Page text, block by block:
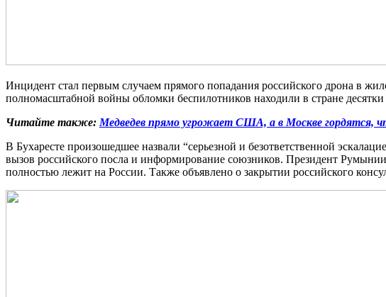
Инцидент стал первым случаем прямого попадания российского дрона в
полномасштабной войны обломки беспилотников находили в стране
Читайте также: Медведев прямо угрожает США, а в Москве гордятся,
В Бухаресте произошедшее назвали “серьезной и безответственной
вызов российского посла и информирование союзников. Президент
полностью лежит на России. Также объявлено о закрытии российского